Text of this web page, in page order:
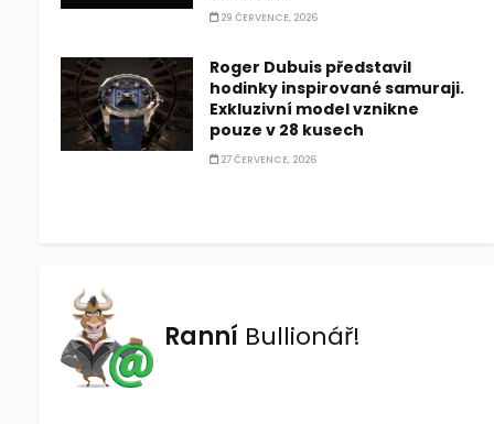
29 ČERVENCE, 2026
Roger Dubuis představil
hodinky inspirované samuraji.
Exkluzivní model vznikne
pouze v 28 kusech
27 ČERVENCE, 2026
Ranní Bullionář!